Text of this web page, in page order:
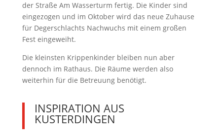
der Straße Am Wasserturm fertig. Die Kinder sind
eingezogen und im Oktober wird das neue Zuhause
für Degerschlachts Nachwuchs mit einem großen
Fest eingeweiht.
Die kleinsten Krippenkinder bleiben nun aber
dennoch im Rathaus. Die Räume werden also
weiterhin für die Betreuung benötigt.
INSPIRATION AUS
KUSTERDINGEN